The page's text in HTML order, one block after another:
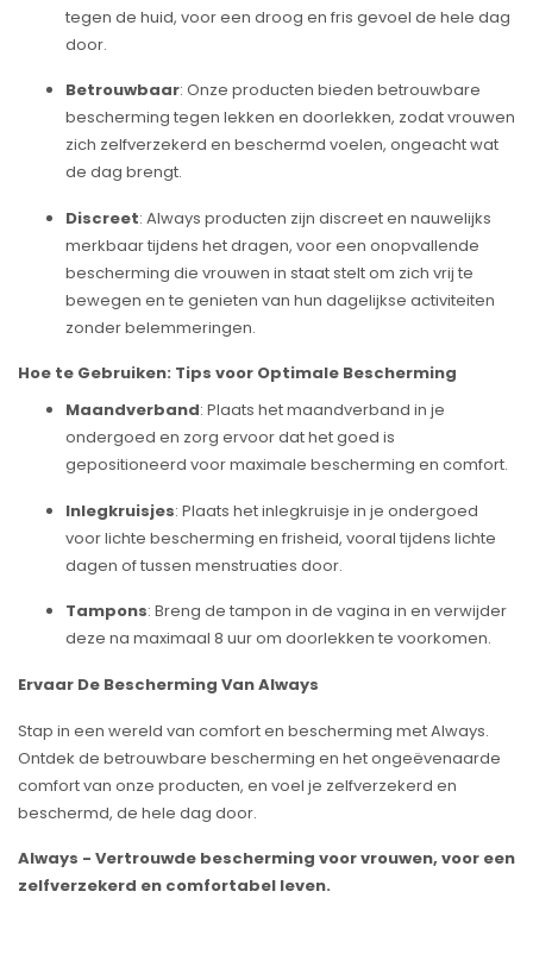
tegen de huid, voor een droog en fris gevoel de hele dag
door.
Betrouwbaar: Onze producten bieden betrouwbare
bescherming tegen lekken en doorlekken, zodat vrouwen
zich zelfverzekerd en beschermd voelen, ongeacht wat
de dag brengt.
Discreet: Always producten zijn discreet en nauwelijks
merkbaar tijdens het dragen, voor een onopvallende
bescherming die vrouwen in staat stelt om zich vrij te
bewegen en te genieten van hun dagelijkse activiteiten
zonder belemmeringen.
Hoe te Gebruiken: Tips voor Optimale Bescherming
Maandverband: Plaats het maandverband in je
ondergoed en zorg ervoor dat het goed is
gepositioneerd voor maximale bescherming en comfort.
Inlegkruisjes: Plaats het inlegkruisje in je ondergoed
voor lichte bescherming en frisheid, vooral tijdens lichte
dagen of tussen menstruaties door.
Tampons: Breng de tampon in de vagina in en verwijder
deze na maximaal 8 uur om doorlekken te voorkomen.
Ervaar De Bescherming Van Always
Stap in een wereld van comfort en bescherming met Always.
Ontdek de betrouwbare bescherming en het ongeëvenaarde
comfort van onze producten, en voel je zelfverzekerd en
beschermd, de hele dag door.
Always - Vertrouwde bescherming voor vrouwen, voor een
zelfverzekerd en comfortabel leven.